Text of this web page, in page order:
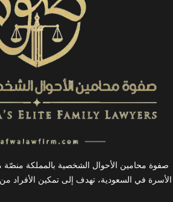
صفوة محامين الأحوال الشخصية بالمملكة
الأسرة في السعودية، تهدف إلى تمكين الأفراد